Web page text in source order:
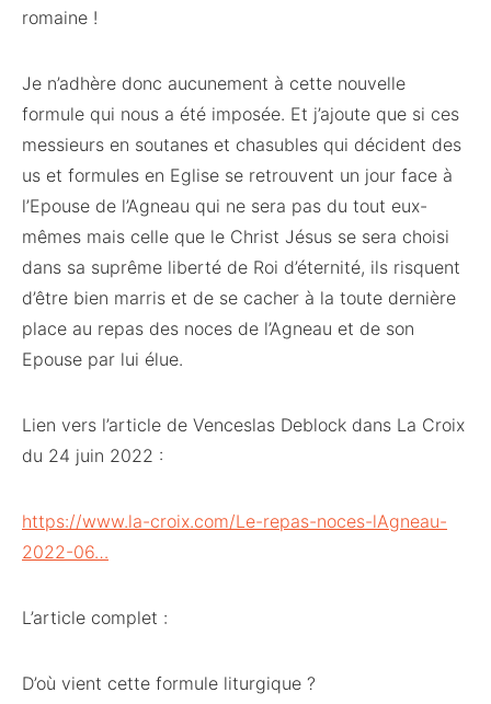
romaine !
Je n’adhère donc aucunement à cette nouvelle
formule qui nous a été imposée. Et j’ajoute que si ces
messieurs en soutanes et chasubles qui décident des
us et formules en Eglise se retrouvent un jour face à
l’Epouse de l’Agneau qui ne sera pas du tout eux-
mêmes mais celle que le Christ Jésus se sera choisi
dans sa suprême liberté de Roi d’éternité, ils risquent
d’être bien marris et de se cacher à la toute dernière
place au repas des noces de l’Agneau et de son
Epouse par lui élue.
Lien vers l’article de Venceslas Deblock dans La Croix
du 24 juin 2022 :
https://www.la-croix.com/Le-repas-noces-lAgneau-
2022-06…
L’article complet :
D’où vient cette formule liturgique ?